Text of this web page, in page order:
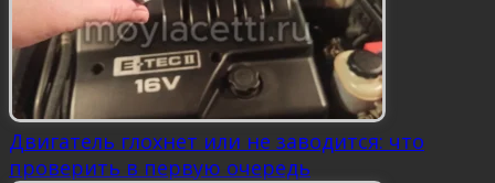
Двигатель глохнет или не заводится: что
проверить в первую очередь